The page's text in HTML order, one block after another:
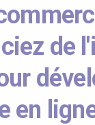
de
en